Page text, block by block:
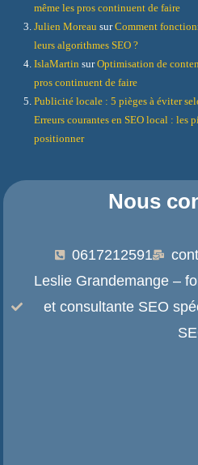
même les pros continuent de faire
Julien Moreau surComment
leurs algorithmes SEO ?
IslaMartin surOptimisation de
pros continuent de faire
Publicité locale : 5 pièges à éviter
Erreurs courantes en SEO local : les
positionner
Nous
0617212591
Leslie Grandemange –
et consultante SEO